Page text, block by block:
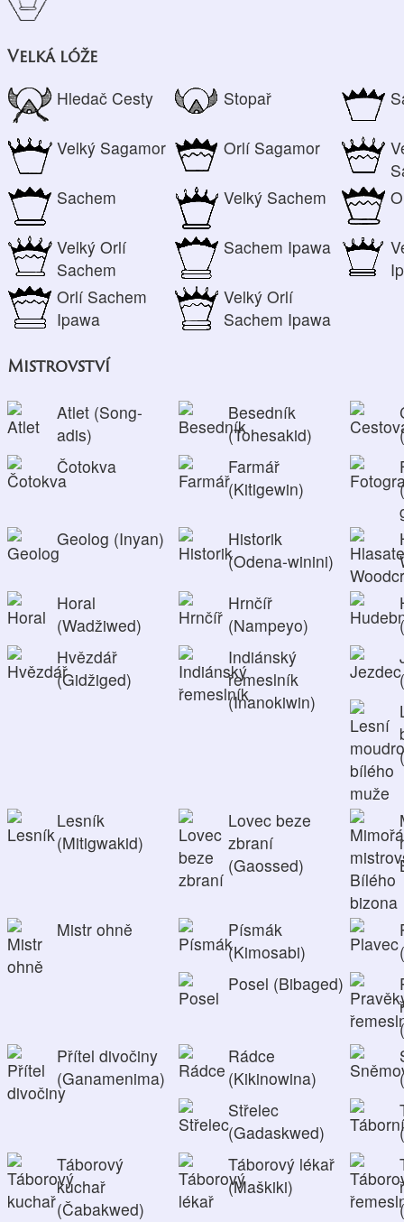
Velká lóže
Hledač Cesty Stopař
Velký Sagamor Orlí Sagamor
Sachem
Velký Sachem
Velký Orlí
Sachem
Sachem Ipawa
Orlí Sachem
Ipawa
Velký Orlí
Sachem Ipawa
Mistrovství
Atlet (Song-
adis)
Besedník
(Tohesakid)
Čotokva
Farmář
(Kitigewin)
Geolog (Inyan)
Historik
(Odena-winini)
Horal
(Wadžiwed)
Hrnčíř
(Nampeyo)
Hvězdář
(Gidžiged)
Indiánský
řemeslník
(Inanokiwin)
Lesník
(Mitigwakid)
Lovec beze
zbraní
(Gaossed)
Mistr ohně
Písmák
(Kimosabi)
Posel (Bibaged)
Přítel divočiny
(Ganamenima)
Rádce
(Kikinowina)
Střelec
(Gadaskwed)
Táborový
kuchař
(Čabakwed)
Táborový lékař
(Maškiki)